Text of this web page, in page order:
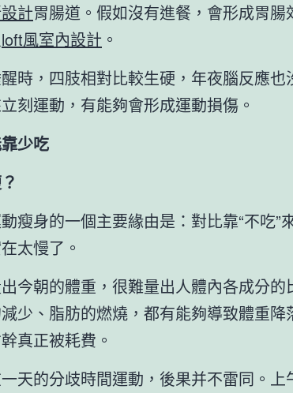
計胃腸道。假如沒有進餐，會形成胃腸
loft風室內設計 。
時，四肢相對比較生硬，年夜腦反應也
刻運動，有能夠會形成運動損傷。
少吃
瘦身的一個主要緣由是：對比靠“不吃”
太慢了。
今朝的體重，很難量出人體內各成分的
少、脂肪的燃燒，都有能夠導致體重降
真正被耗費。
天的分歧時間運動，後果并不雷同。上